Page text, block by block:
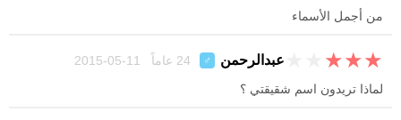
من أجمل الأسماء
عبدالرحمن ♂ ★
★
★
لماذا تريدون اسم شقيقتي ؟